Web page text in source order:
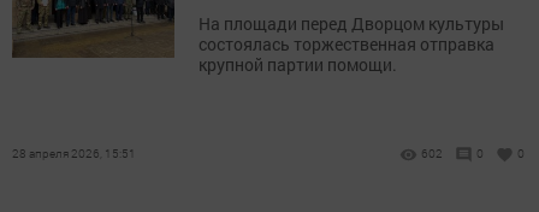
На площади перед Дворцом культуры
состоялась торжественная отправка
крупной партии помощи.
28 апреля 2026, 15:51 602 0 0